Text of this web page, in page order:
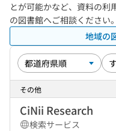
とが可能かなど、資料の利
の図書館へご相談ください
地域の
その他
CiNii Research
検索サービス